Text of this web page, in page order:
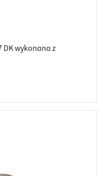
DK wykonana z